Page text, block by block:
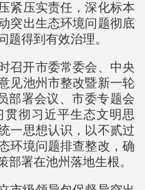
紧压实责任，深化标本
突出生态环境问题彻底
题得到有效治理。
召开市委常委会、中央
见池州市整改暨新一轮
部署会议、市委专题会
彻习近平生态文明思
一思想认识，以不贰过
环境问题排查整改，确
署在池州落地生根。